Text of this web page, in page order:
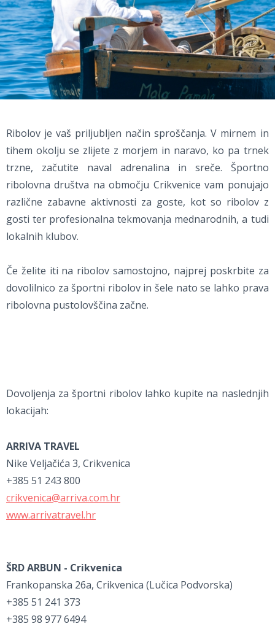
Ribolov je vaš priljubljen način sproščanja. V mirnem in
tihem okolju se zlijete z morjem in naravo, ko pa trnek
trzne, začutite naval adrenalina in sreče. Športno
ribolovna društva na območju Crikvenice vam ponujajo
različne zabavne aktivnosti za goste, kot so ribolov z
gosti ter profesionalna tekmovanja mednarodnih, a tudi
lokalnih klubov.
Če želite iti na ribolov samostojno, najprej poskrbite za
dovolilnico za športni ribolov in šele nato se lahko prava
ribolovna pustolovščina začne.
Dovoljenja za športni ribolov lahko kupite na naslednjih
lokacijah:
ARRIVA TRAVEL
Nike Veljačića 3, Crikvenica
+385 51 243 800
crikvenica@arriva.com.hr
www.arrivatravel.hr
ŠRD ARBUN - Crikvenica
Frankopanska 26a, Crikvenica (Lučica Podvorska)
+385 51 241 373
+385 98 977 6494